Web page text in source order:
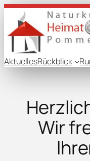
AktuellesRückblick
Wir